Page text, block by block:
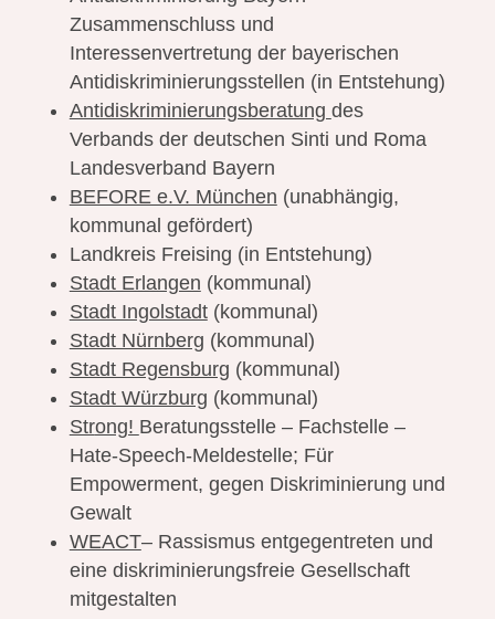
Zusammenschluss und
Interessenvertretung der bayerischen
Antidiskriminierungsstellen (in Entstehung)
Antidiskriminierungsberatung des
Verbands der deutschen Sinti und Roma
Landesverband Bayern
BEFORE e.V. München (unabhängig,
kommunal gefördert)
Landkreis Freising (in Entstehung)
Stadt Erlangen (kommunal)
Stadt Ingolstadt(kommunal)
Stadt Nürnberg (kommunal)
Stadt Regensburg (kommunal)
Stadt Würzburg (kommunal)
Strong! Beratungsstelle – Fachstelle –
Hate-Speech-Meldestelle; Für
Empowerment, gegen Diskriminierung und
Gewalt
WEACT– Rassismus entgegentreten und
eine diskriminierungsfreie Gesellschaft
mitgestalten